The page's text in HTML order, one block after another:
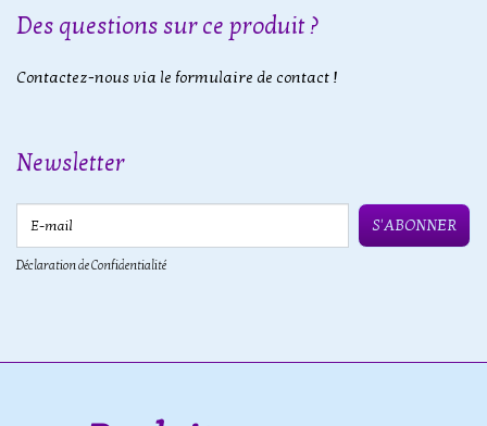
Des questions sur ce produit ?
Contactez-nous via le formulaire de contact !
Newsletter
S'ABONNER
Déclaration de Confidentialité